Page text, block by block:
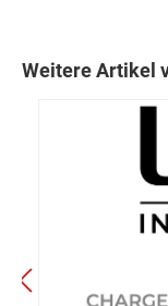
Weitere Artikel